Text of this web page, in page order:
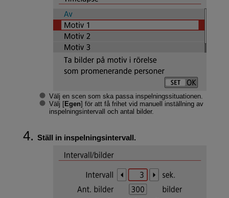
Välj en scen som ska passa inspelningssituationen.
Välj [Egen] för att få frihet vid manuell inställning av
inspelningsintervall och antal bilder.
Ställ in inspelningsintervall.